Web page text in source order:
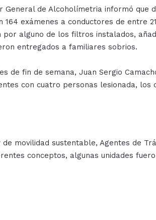
General de Alcoholímetria informó que
exámenes a conductores de entre
alguno de los filtros instalados,
entregados a familiares sobrios.
de fin de semana, Juan Sergio
con cuatro personas lesionada,
movilidad sustentable, Agentes de
conceptos, algunas unidades